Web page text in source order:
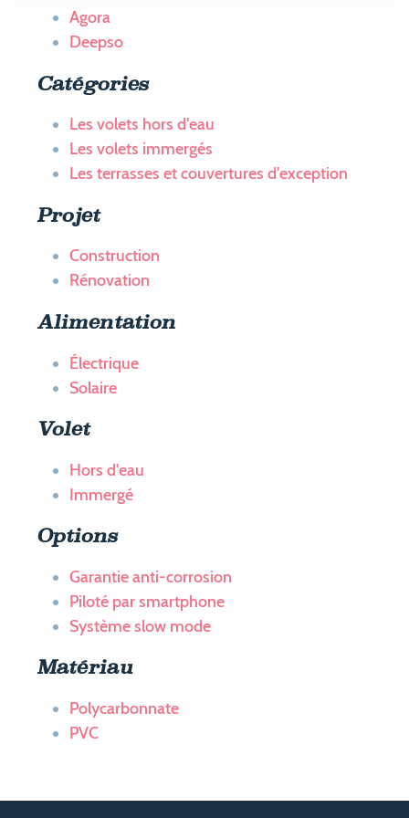
Agora
Deepso
Catégories
Les volets hors d'eau
Les volets immergés
Les terrasses et couvertures d'exception
Projet
Construction
Rénovation
Alimentation
Électrique
Solaire
Volet
Hors d'eau
Immergé
Options
Garantie anti-corrosion
Piloté par smartphone
Système slow mode
Matériau
Polycarbonnate
PVC